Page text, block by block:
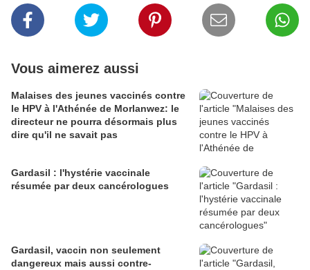
Vous aimerez aussi
Malaises des jeunes vaccinés contre
le HPV à l'Athénée de Morlanwez: le
directeur ne pourra désormais plus
dire qu'il ne savait pas
Gardasil : l'hystérie vaccinale
résumée par deux cancérologues
Gardasil, vaccin non seulement
dangereux mais aussi contre-